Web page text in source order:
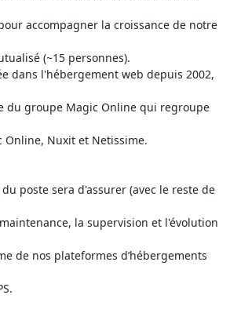
accompagner la croissance de notre
(~15 personnes).
dans l'hébergement web depuis 2002,
du groupe Magic Online qui regroupe
Online, Nuxit et Netissime.
poste sera d'assurer (avec le reste de
la supervision et l'évolution
de nos plateformes d’hébergements